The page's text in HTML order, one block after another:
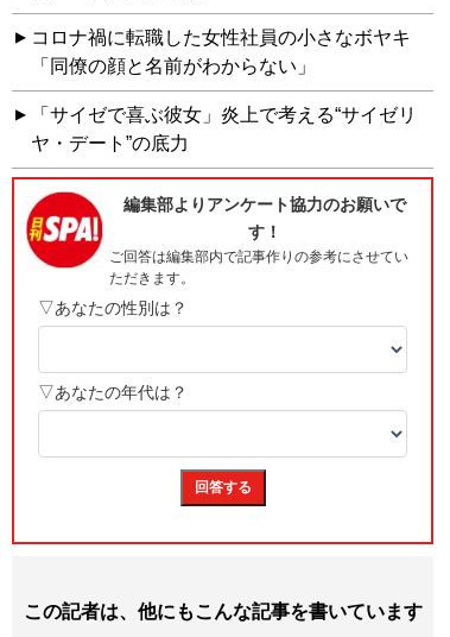
コロナ禍に転職した女性社員の小さなボヤキ
「同僚の顔と名前がわからない」
「サイゼで喜ぶ彼女」炎上で考える“サイゼリ
ヤ・デート”の底力
この記者は、他にもこんな記事を書いています